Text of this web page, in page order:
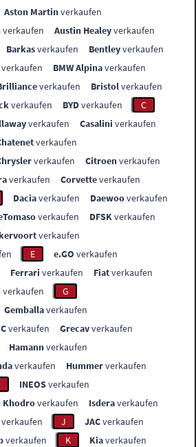
Aston Martinverkaufen
verkaufen Austin Healeyverkaufen
Barkasverkaufen Bentleyverkaufen
verkaufen BMW Alpinaverkaufen
verkaufen Bristolverkaufen
verkaufen BYDverkaufen
C
verkaufen Casalini verkaufen
verkaufen
verkaufen Citroenverkaufen
verkaufen Corvetteverkaufen
Daciaverkaufen Daewooverkaufen
verkaufen DFSKverkaufen
verkaufen
E e.GO verkaufen
Ferrari verkaufen Fiatverkaufen
verkaufen
G
Gemballaverkaufen
verkaufen Grecavverkaufen
Hamannverkaufen
verkaufen Hummerverkaufen
INEOSverkaufen
Khodroverkaufen Isderaverkaufen
verkaufen J JACverkaufen
verkaufen K Kiaverkaufen